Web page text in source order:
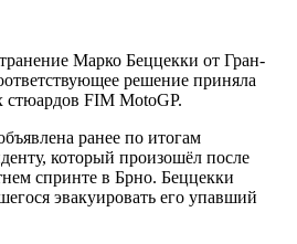
Марко Беццекки от Гран-
решение приняла
стюардов FIM MotoGP.
ранее по итогам
который произошёл после
спринте в Брно. Беццекки
эвакуировать его упавший